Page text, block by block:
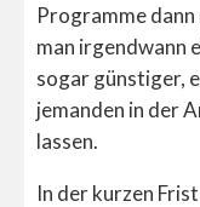
Programme
man irgendwann
sogar günstiger,
jemanden in der
lassen.
In der kurzen